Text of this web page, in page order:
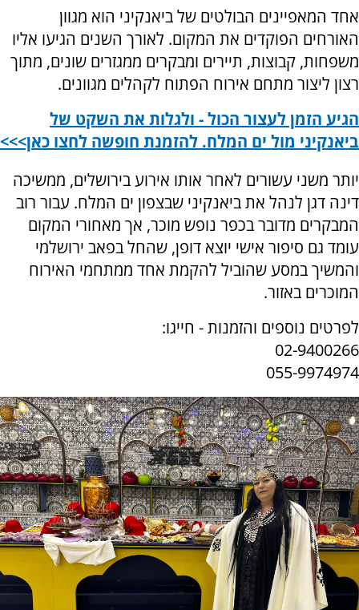
אחד המאפיינים הבולטים של ביאנקיני הוא מגוון
האורחים הפוקדים את המקום. לאורך השנים הגיעו אליו
משפחות, קבוצות, תיירים ומבקרים ממגזרים שונים, מתוך
רצון ליצור מתחם אירוח הפתוח לקהלים מגוונים.
הגיע הזמן לעצור הכול - ולגלות את השקט של
ביאנקיני מול ים המלח. להזמנת חופשה לחצו כאן>>>
יותר משני עשורים לאחר אותו אירוע בירושלים, ממשיכה
דינה דגן לנהל את ביאנקיני שבצפון ים המלח. עבור רוב
המבקרים מדובר בכפר נופש מוכר, אך מאחורי המקום
עומד גם סיפור אישי יוצא דופן, שהחל בפאב ירושלמי
והמשיך במסע שהוביל להקמת אחד ממתחמי האירוח
המוכרים באזור.
לפרטים נוספים והזמנות - חייגו:
02-9400266
055-9974974